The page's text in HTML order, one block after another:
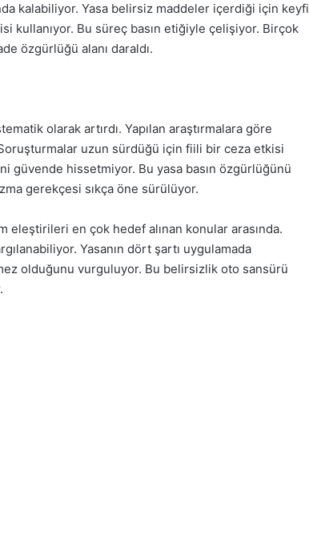
kalabiliyor. Yasa belirsiz maddeler içerdiği için keyfi
kullanıyor. Bu süreç basın etiğiyle çelişiyor. Birçok
özgürlüğü alanı daraldı.
olarak artırdı. Yapılan araştırmalara göre
uzun sürdüğü için fiili bir ceza etkisi
güvende hissetmiyor. Bu yasa basın özgürlüğünü
gerekçesi sıkça öne sürülüyor.
eleştirileri en çok hedef alınan konular arasında.
Yasanın dört şartı uygulamada
olduğunu vurguluyor. Bu belirsizlik oto sansürü